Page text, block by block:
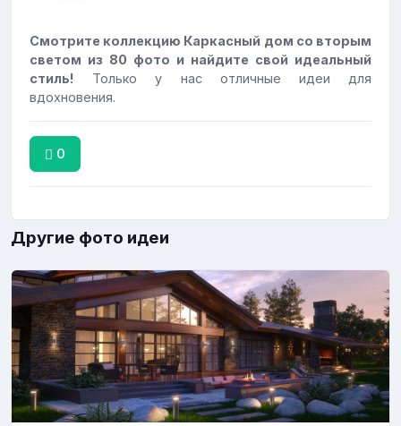
Смотрите коллекцию Каркасный дом со вторым
светом из 80 фото и найдите свой идеальный
стиль!
Только у нас отличные идеи для
вдохновения.
0
Другие фото идеи